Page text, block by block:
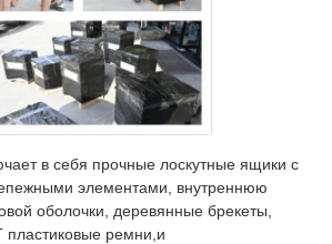
в себя прочные лоскутные ящики с
элементами, внутреннюю
оболочки, деревянные брекеты,
пластиковые ремни,и